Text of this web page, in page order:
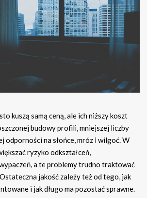
kuszą samą ceną, ale ich niższy koszt
budowy profili, mniejszej liczby
odporności na słońce, mróz i wilgoć. W
ryzyko odkształceń,
a te problemy trudno traktować
Ostateczna jakość zależy też od tego, jak
i jak długo ma pozostać sprawne.